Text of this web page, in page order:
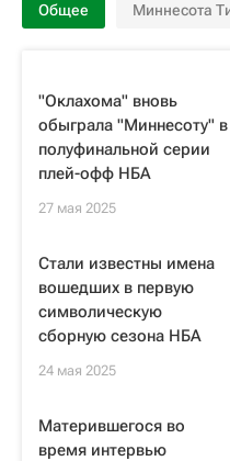
Общее Миннесота
"Оклахома" вновь
обыграла "Миннесоту" в
полуфинальной серии
плей-офф НБА
27 мая 2025
Стали известны имена
вошедших в первую
символическую
сборную сезона НБА
24 мая 2025
Матерившегося во
время интервью